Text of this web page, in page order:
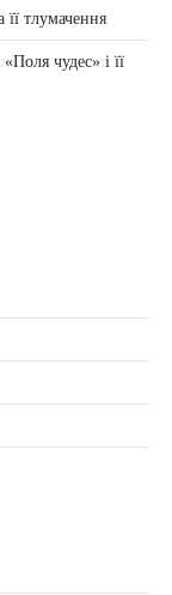
тлумачення
чудес» і її